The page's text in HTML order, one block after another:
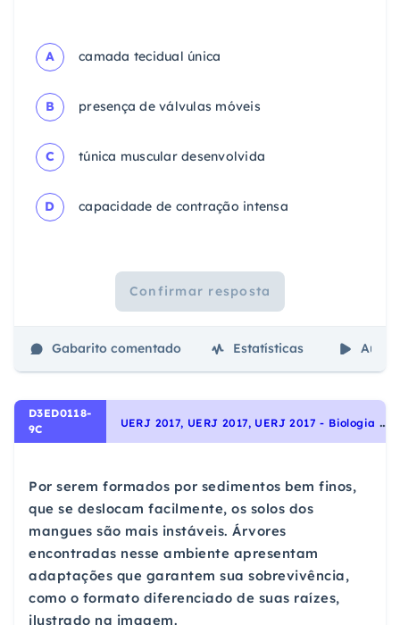
A camada tecidual única
B presença de válvulas móveis
C túnica muscular desenvolvida
D capacidade de contração intensa
Confirmar resposta
Gabarito comentado Estatísticas Aulas
D3ED0118-
9C
U
ERJ 2017, UERJ 2017, UERJ 2017 - Biologia - Introdução aos estudos das Plantas, Identidade dos seres vivos
Por serem formados por sedimentos bem finos,
que se deslocam facilmente, os solos dos
mangues são mais instáveis. Árvores
encontradas nesse ambiente apresentam
adaptações que garantem sua sobrevivência,
como o formato diferenciado de suas raízes,
ilustrado na imagem.